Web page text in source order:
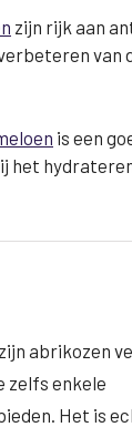
zijn rijk aan
van
is een
het
abrikozen
zelfs enkele
Het is